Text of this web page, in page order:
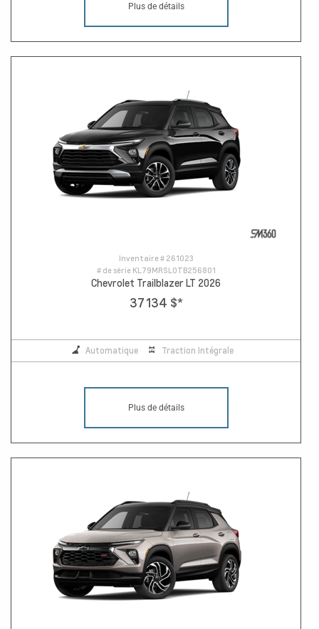
Plus de détails
Inventaire # 261023
# de série KL79MRSL0TB256801
Chevrolet Trailblazer LT 2026
37 134 $*
Automatique Traction Intégrale
Plus de détails